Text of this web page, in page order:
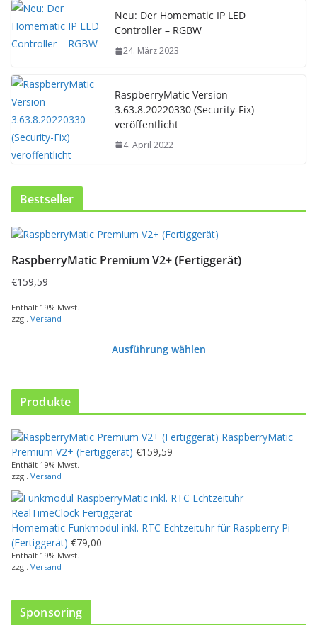
Neu: Der Homematic IP LED
Controller – RGBW
24. März 2023
RaspberryMatic Version
3.63.8.20220330 (Security-Fix)
veröffentlicht
4. April 2022
Bestseller
RaspberryMatic Premium V2+ (Fertiggerät)
€159,59
Enthält 19% Mwst.
zzgl. Versand
Ausführung wählen
s
e
s
P
r
o
d
u
k
t
w
t
Produkte
RaspberryMatic
Premium V2+ (Fertiggerät) €159,59
Enthält 19% Mwst.
zzgl. Versand
Homematic Funkmodul inkl. RTC Echtzeituhr für Raspberry Pi
(Fertiggerät) €79,00
Enthält 19% Mwst.
zzgl. Versand
Sponsoring